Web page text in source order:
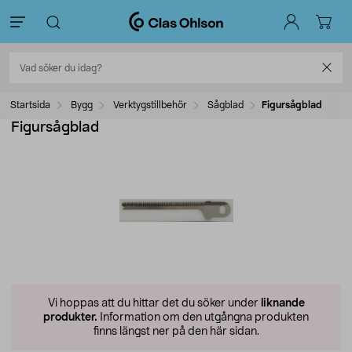
Startsida Bygg Verktygstillbehör Sågblad Figursågblad
Figursågblad
Vi hoppas att du hittar det du söker under liknande
produkter. Information om den utgångna produkten
finns längst ner på den här sidan.